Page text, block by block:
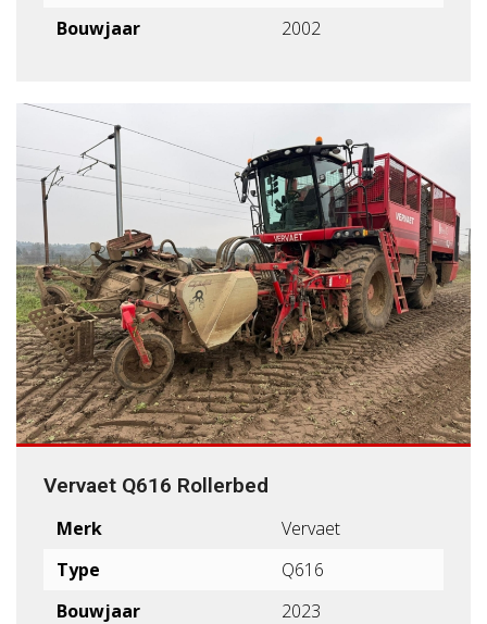
Bouwjaar
2002
Vervaet Q616 Rollerbed
Merk
Vervaet
Type
Q616
Bouwjaar
2023